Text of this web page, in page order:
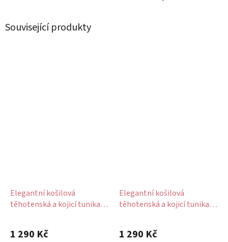
Související produkty
Elegantní košilová
těhotenská a kojicí tunika
1 290 Kč
Elegantní košilová
těhotenská a kojicí tunika
1 290 Kč